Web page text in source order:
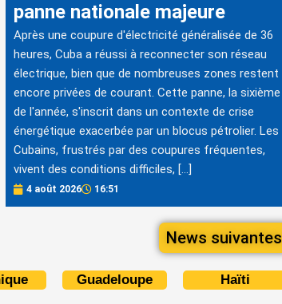
panne nationale majeure
Après une coupure d'électricité généralisée de 36
heures, Cuba a réussi à reconnecter son réseau
électrique, bien que de nombreuses zones restent
encore privées de courant. Cette panne, la sixième
de l'année, s'inscrit dans un contexte de crise
énergétique exacerbée par un blocus pétrolier. Les
Cubains, frustrés par des coupures fréquentes,
vivent des conditions difficiles, […]
4 août 2026 16:51
News suivantes
Guadeloupe Haïti